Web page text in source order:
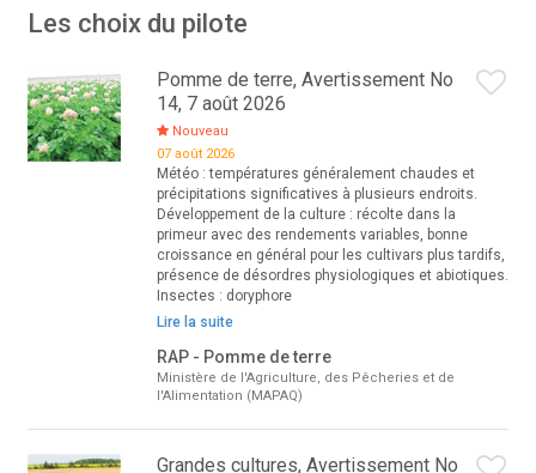
Les choix du pilote
Pomme de terre, Avertissement No
14, 7 août 2026
Nouveau
07 août 2026
Météo : températures généralement chaudes et
précipitations significatives à plusieurs endroits.
Développement de la culture : récolte dans la
primeur avec des rendements variables, bonne
croissance en général pour les cultivars plus tardifs,
présence de désordres physiologiques et abiotiques.
Insectes : doryphore
Lire la suite
RAP - Pomme de terre
Ministère de l'Agriculture, des Pêcheries et de
l'Alimentation (MAPAQ)
Grandes cultures, Avertissement No